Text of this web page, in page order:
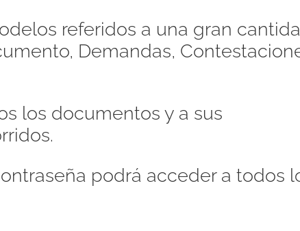
referidos a una gran
Demandas,
los documentos y a sus
podrá acceder a todos